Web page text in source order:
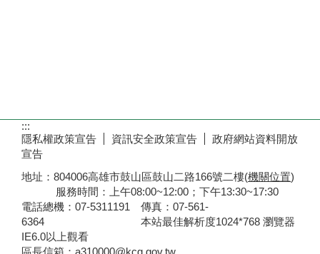
:::
隱私權政策宣告
資訊安全政策宣告
政府網站資料開放
宣告
地址：804006高雄市鼓山區鼓山二路166號二樓(機關位置)
服務時間：上午08:00~12:00；下午13:30~17:30
電話總機：07-5311191 傳真：07-561-
6364 本站最佳解析度1024*768 瀏覽器
IE6.0以上觀看
區長信箱：a310000@kcg.gov.tw